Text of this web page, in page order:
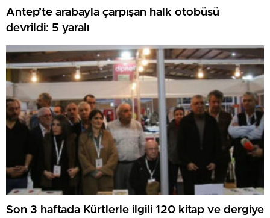
Antep’te arabayla çarpışan halk otobüsü
devrildi: 5 yaralı
Son 3 haftada Kürtlerle ilgili 120 kitap ve dergiye